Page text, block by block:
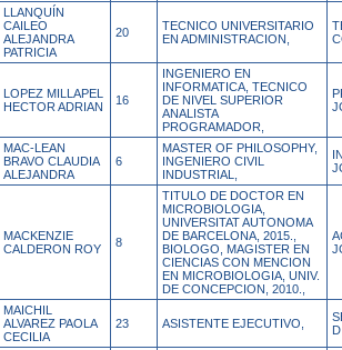
LLANQUÍN
CAILEO
ALEJANDRA
PATRICIA
20
TECNICO UNIVERSITARIO
EN ADMINISTRACION,
LOPEZ MILLAPEL
HECTOR ADRIAN
16
INGENIERO EN
INFORMATICA, TECNICO
DE NIVEL SUPERIOR
ANALISTA
PROGRAMADOR,
MAC-LEAN
BRAVO CLAUDIA
ALEJANDRA
6
MASTER OF PHILOSOPHY,
INGENIERO CIVIL
INDUSTRIAL,
MACKENZIE
CALDERON ROY
8
TITULO DE DOCTOR EN
MICROBIOLOGIA,
UNIVERSITAT AUTONOMA
DE BARCELONA, 2015.,
BIOLOGO, MAGISTER EN
CIENCIAS CON MENCION
EN MICROBIOLOGIA, UNIV.
DE CONCEPCION, 2010.,
MAICHIL
ALVAREZ PAOLA
CECILIA
23 ASISTENTE EJECUTIVO,